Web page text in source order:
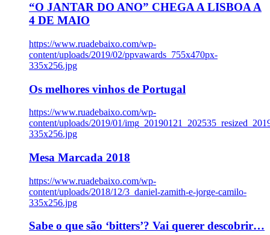
“O JANTAR DO ANO” CHEGA A LISBOA A
4 DE MAIO
https://www.ruadebaixo.com/wp-
content/uploads/2019/02/ppvawards_755x470px-
335x256.jpg
Os melhores vinhos de Portugal
https://www.ruadebaixo.com/wp-
content/uploads/2019/01/
335x256.jpg
Mesa Marcada 2018
https://www.ruadebaixo.com/wp-
content/uploads/2018/12/3_daniel-zamith-e-jorge-camilo-
335x256.jpg
Sabe o que são ‘bitters’? Vai querer descobrir…